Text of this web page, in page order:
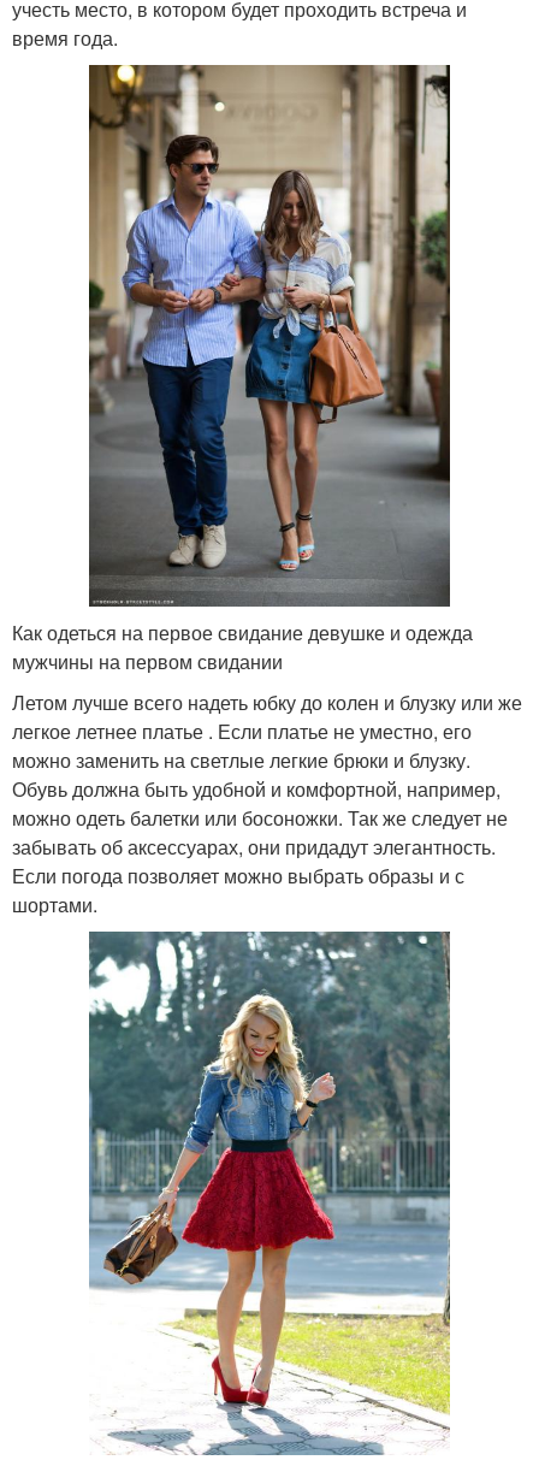
учесть место, в котором будет проходить встреча и
время года.
Как одеться на первое свидание девушке и одежда
мужчины на первом свидании
Летом лучше всего надеть юбку до колен и блузку или же
легкое летнее платье . Если платье не уместно, его
можно заменить на светлые легкие брюки и блузку.
Обувь должна быть удобной и комфортной, например,
можно одеть балетки или босоножки. Так же следует не
забывать об аксессуарах, они придадут элегантность.
Если погода позволяет можно выбрать образы и с
шортами.